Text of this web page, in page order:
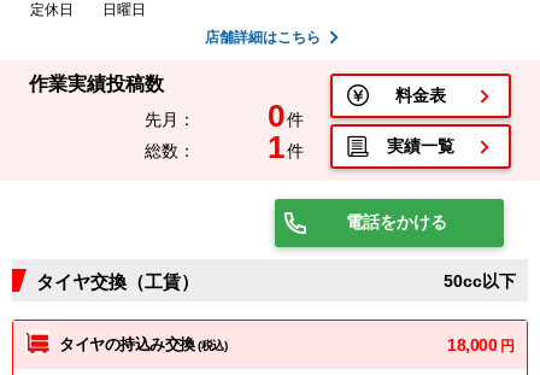
定休日
日曜日
店舗詳細はこちら
作業実績投稿数
先月： 0件
総数：
1件
料金表
実績一覧
電話をかける
タイヤ交換（工賃） 50cc以下
タイヤの持込み交換(税込) 18,000 円